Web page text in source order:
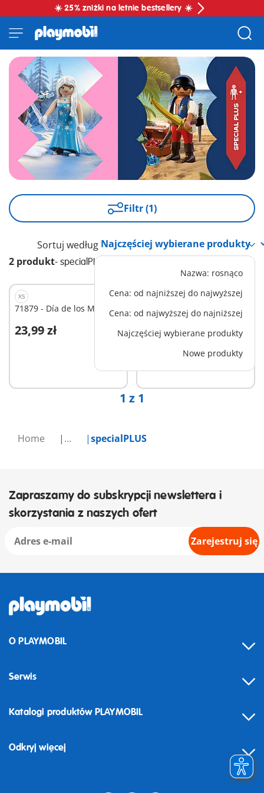
☀️ 25% zniżki na letnie bestsellery ☀️
Home ... specialPLUS
Filtr (1)
2 produkt- specialPLUS
Sortuj według
Nazwa: rosnąco
Cena: od najniższej do najwyższej
Cena: od najwyższej do najniższej
Najczęściej wybierane produkty
Nowe produkty
XS
71879 - Día de los Muertos
23,99 zł
Dodaj do koszyka
XS
71584 - Czarownica z
kotem
23,99 zł
Niedostępne
1 z 1
Zapraszamy do subskrypcji newslettera i
skorzystania z naszych ofert
Zarejestruj się
O PLAYMOBIL
Serwis
Odstąpienie od umowy
Katalogi produktów PLAYMOBIL
Odkryj więcej